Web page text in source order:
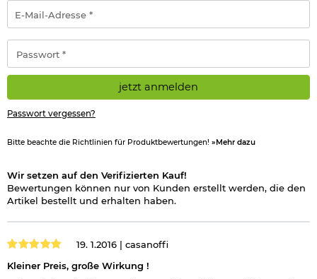
Mail-
Adresse
*
jetzt anmelden
Passwort vergessen?
Bitte beachte die Richtlinien für Produktbewertungen! »Mehr dazu
Wir setzen auf den Verifizierten Kauf!
Bewertungen können nur von Kunden erstellt werden, die den
Artikel bestellt und erhalten haben.
19. 1.2016 | casanoffi
Kleiner Preis, große Wirkung !